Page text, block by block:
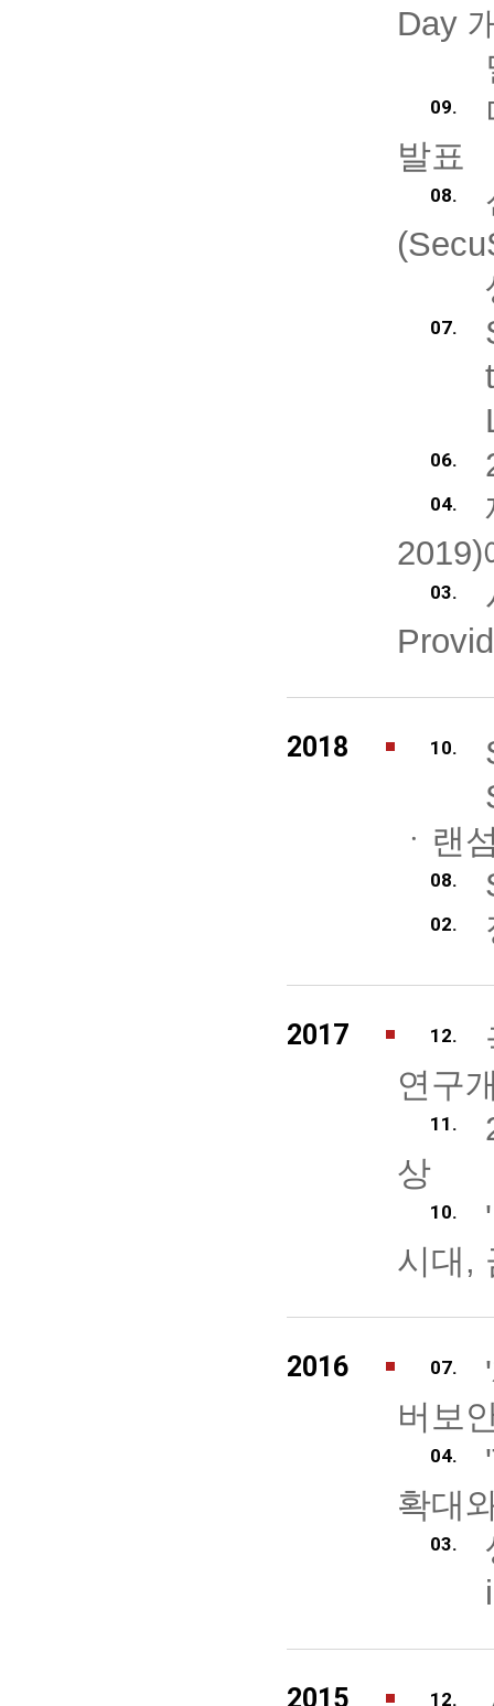
Day
09.
발표
08.
07.
06.
04.
03.
2018 10.
ㆍ랜
08.
02.
2017 12.
연구
11.
상
10.
시대,
2016 07.
버보
04.
확대
03.
2015 12.